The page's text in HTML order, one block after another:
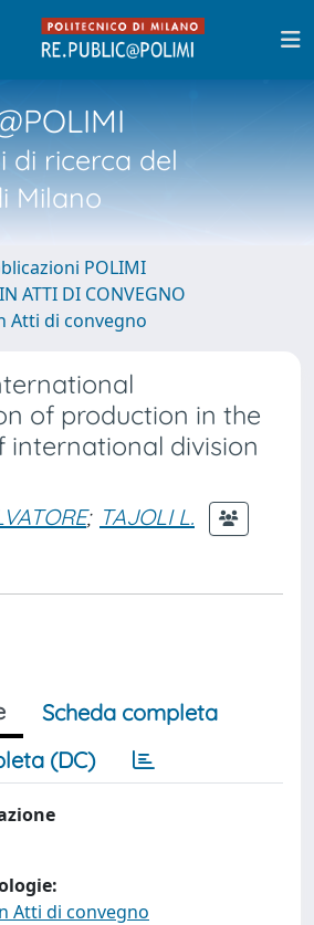
di ricerca del
Milano
POLIMI
ATTI DI CONVEGNO
Atti di convegno
of production in the
international division
; TAJOLI L.
Scheda completa
(DC)
Atti di convegno